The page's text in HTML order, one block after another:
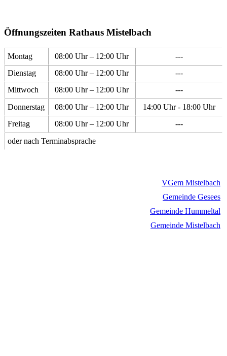
Öffnungszeiten Rathaus Mistelbach
Montag 08:00 Uhr – 12:00 Uhr
---
Dienstag
08:00 Uhr – 12:00 Uhr
---
Mittwoch
08:00 Uhr – 12:00 Uhr
---
Donnerstag
08:00 Uhr – 12:00 Uhr
14:00 Uhr - 18:00 Uhr
Freitag
08:00 Uhr – 12:00 Uhr
---
oder nach Terminabsprache
VGem Mistelbach
Gemeinde Gesees
Gemeinde Hummeltal
Gemeinde Mistelbach